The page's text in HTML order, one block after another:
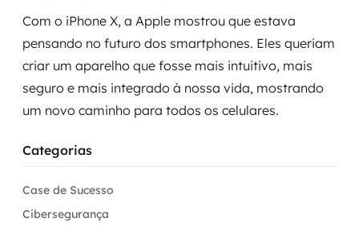
Com o iPhone X, a Apple mostrou que estava
pensando no futuro dos smartphones. Eles queriam
criar um aparelho que fosse mais intuitivo, mais
seguro e mais integrado à nossa vida, mostrando
um novo caminho para todos os celulares.
Categorias
Case de Sucesso
Cibersegurança